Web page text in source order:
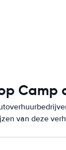
Camp
van deze